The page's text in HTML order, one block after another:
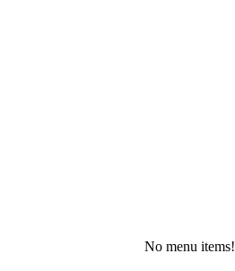
No menu items!